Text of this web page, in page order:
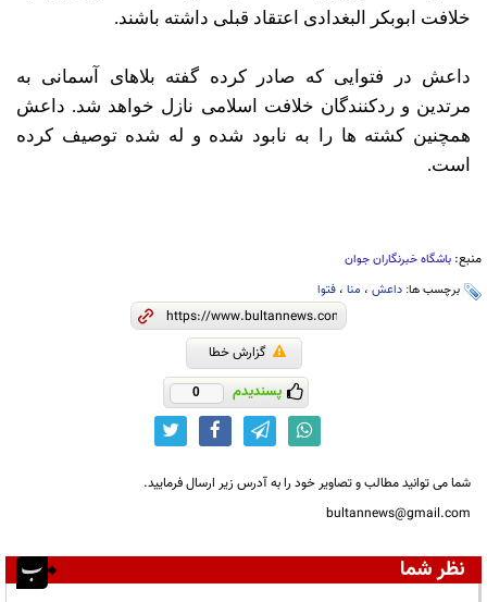
خلافت ابوبکر البغدادی اعتقاد قبلی داشته باشند.
داعش در فتوایی که صادر کرده گفته بلاهای آسمانی به
مرتدین و ردکنندگان خلافت اسلامی نازل خواهد شد. داعش
همچنین کشته ها را به نابود شده و له شده توصیف کرده
است.
منبع: باشگاه خبرنگاران جوان
برچسب ها: داعش ، منا ، فتوا
گزارش خطا
پسندیدم 0
شما می توانید مطالب و تصاویر خود را به آدرس زیر ارسال فرمایید.
bultannews@gmail.com
نظر شما